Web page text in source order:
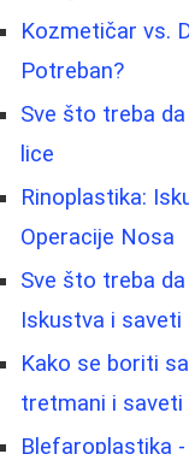
Kozmetičar vs.
Potreban?
Sve što treba
lice
Rinoplastika:
Operacije Nosa
Sve što treba
Iskustva i saveti
Kako se boriti
tretmani i saveti
Blefaroplastika